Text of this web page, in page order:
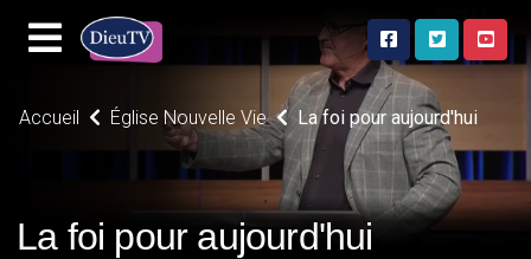
Accueil Église Nouvelle Vie La foi pour aujourd'hui
La foi pour aujourd'hui